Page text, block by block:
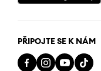
PŘIPOJTE SE K NÁM